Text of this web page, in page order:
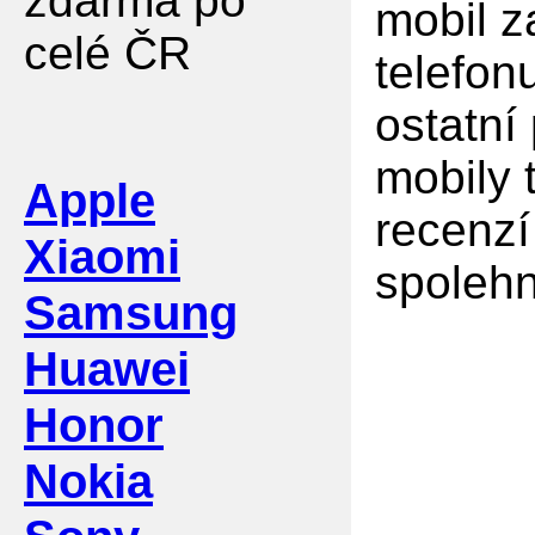
celé ČR
Apple
Xiaomi
Samsung
Huawei
Honor
Nokia
mobil
ostatní
mobily